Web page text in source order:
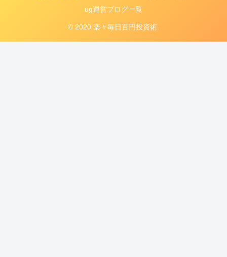
ug運営ブログ一覧
© 2020 楽々毎日百円投資術.